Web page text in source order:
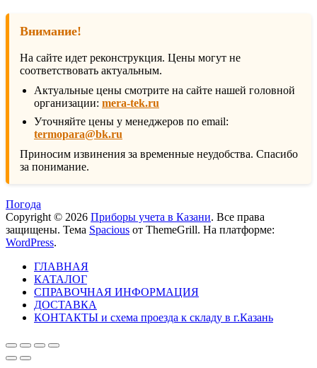
Внимание!
На сайте идет реконструкция. Цены могут не
соответствовать актуальным.
Актуальные цены смотрите на сайте нашей головной
организации: mera-tek.ru
Уточняйте цены у менеджеров по email:
termopara@bk.ru
Приносим извинения за временные неудобства. Спасибо
за понимание.
Погода
Copyright © 2026 Приборы учета в Казани. Все права
защищены. Тема Spacious от ThemeGrill. На платформе:
WordPress.
ГЛАВНАЯ
КАТАЛОГ
СПРАВОЧНАЯ ИНФОРМАЦИЯ
ДОСТАВКА
КОНТАКТЫ и схема проезда к складу в г.Казань